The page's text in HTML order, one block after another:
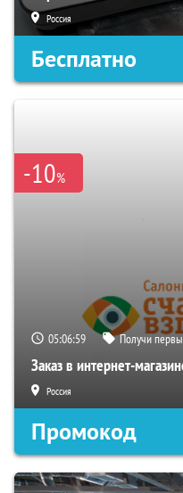
Россия
Бесплатно
-10%
05:06:58 Получи
Заказ в интернет-
Россия
Промокод